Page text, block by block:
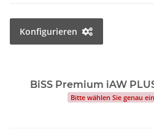
Konfigurieren
BiSS Premium iAW
Bitte wählen Sie genau